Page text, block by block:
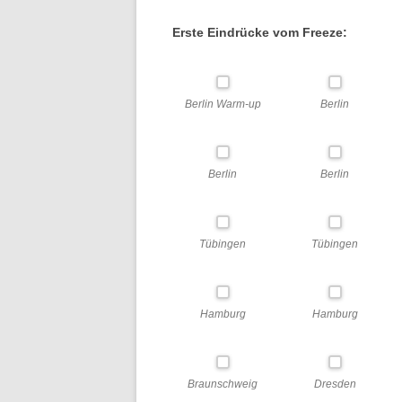
Erste Eindrücke vom Freeze:
Berlin Warm-up Berlin
Berlin Berlin
Tübingen Tübingen
Hamburg Hamburg
Braunschweig Dresden